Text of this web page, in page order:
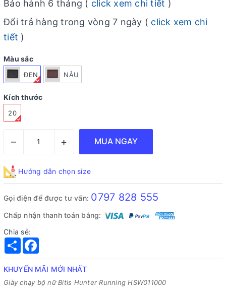
Bảo hành 6 tháng ( click xem chi tiết )
Đổi trả hàng trong vòng 7 ngày ( click xem chi
tiết )
Màu sắc
ĐEN NÂU
Kích thước
20
– + MUA NGAY
Hướng dẫn chọn size
Gọi điện để được tư vấn: 0797 828 555
Chấp nhận thanh toán bằng:
Chia sẻ:
Share
KHUYẾN MÃI MỚI NHẤT
Giày chạy bộ nữ Bitis Hunter Running HSW011000